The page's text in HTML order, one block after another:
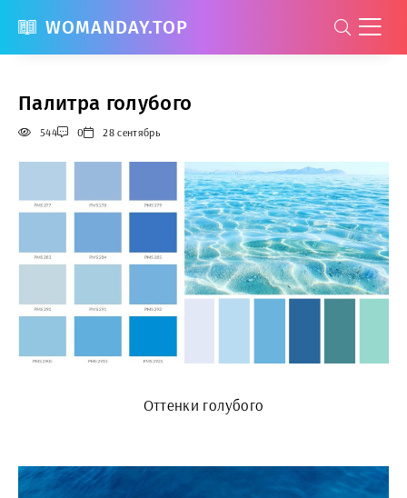
WOMANDAY.TOP
Палитра голубого
544 0 28 сентябрь
Оттенки голубого